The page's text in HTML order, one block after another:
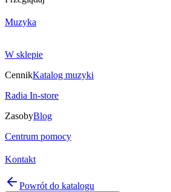
Muzyka
W sklepie
CennikKatalog muzyki
Radia In-store
ZasobyBlog
Centrum pomocy
Kontakt
Powrót do katalogu